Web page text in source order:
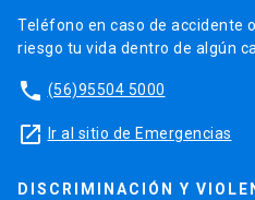
Teléfono en caso de accidente
riesgo tu vida dentro de algún
phone (56)95504 5000
launch Ir al sitio de Emergencias
DISCRIMINACIÓN Y